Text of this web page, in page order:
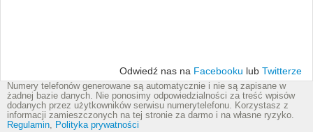
Odwiedź nas na Facebooku lub Twitterze
Numery telefonów generowane są automatycznie i nie są zapisane w
żadnej bazie danych. Nie ponosimy odpowiedzialności za treść wpisów
dodanych przez użytkowników serwisu numerytelefonu. Korzystasz z
informacji zamieszczonych na tej stronie za darmo i na własne ryzyko.
Regulamin, Polityka prywatności